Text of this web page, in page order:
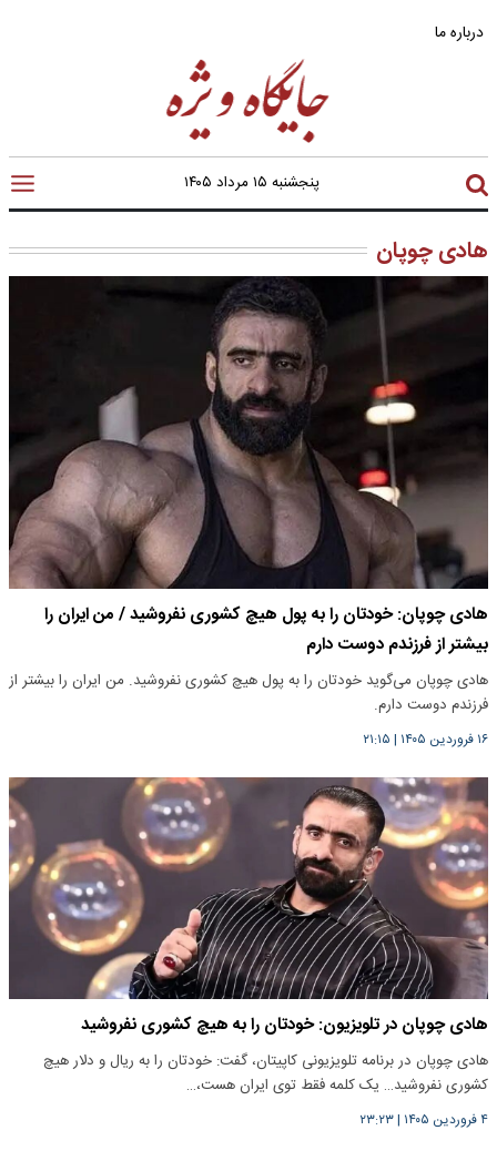
درباره ما
پنجشنبه ۱۵ مرداد ۱۴۰۵
هادی چوپان
هادی چوپان: خودتان را به پول هیچ کشوری نفروشید / من ایران را
بیشتر از فرزندم دوست دارم
هادی چوپان می‌گوید خودتان را به پول هیچ کشوری نفروشید. من ایران را بیشتر از
فرزندم دوست دارم.
۱۶ فروردین ۱۴۰۵ | ۲۱:۱۵
هادی چوپان در تلویزیون: خودتان را به هیچ کشوری نفروشید
هادی چوپان در برنامه تلویزیونی کاپیتان، گفت: خودتان را به ریال و دلار هیچ
کشوری نفروشید… یک کلمه فقط توی ایران هست،…
۴ فروردین ۱۴۰۵ |۲۳:۲۳